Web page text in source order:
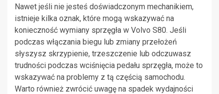
Nawet jeśli nie jesteś doświadczonym mechanikiem,
istnieje kilka oznak, które mogą wskazywać na
konieczność wymiany sprzęgła w Volvo S80. Jeśli
podczas włączania biegu lub zmiany przełożeń
słyszysz skrzypienie, trzeszczenie lub odczuwasz
trudności podczas wciśnięcia pedału sprzęgła, może to
wskazywać na problemy z tą częścią samochodu.
Warto również zwrócić uwagę na spadek wydajności